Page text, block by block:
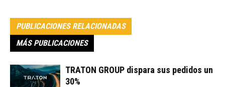
PUBLICACIONES RELACIONADAS
MÁS PUBLICACIONES
TRATON GROUP dispara sus pedidos un
30%